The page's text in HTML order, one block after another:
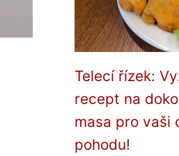
Telecí řízek:
recept na
masa pro vaši
pohodu!